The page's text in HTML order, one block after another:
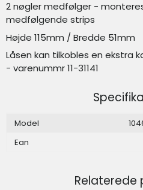
2 nøgler medfølger -
medfølgende strips
Højde 115mm / Bredde 51mm
Låsen kan tilkobles en ekstra
- varenummr 11-31141
Model
Ean
Relaterede